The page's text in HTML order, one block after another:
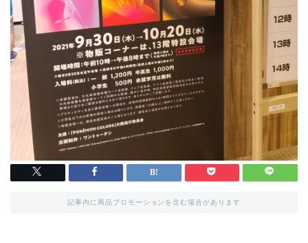
記事内に商品プロモーションを含む場合があります